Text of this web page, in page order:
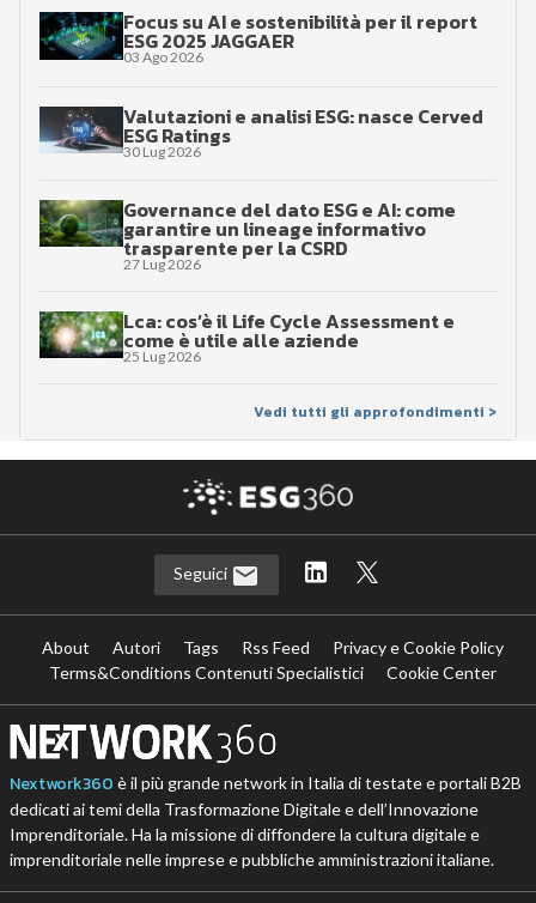
Focus su AI e sostenibilità per il report
ESG 2025 JAGGAER
03 Ago 2026
Valutazioni e analisi ESG: nasce Cerved
ESG Ratings
30 Lug 2026
Governance del dato ESG e AI: come
garantire un lineage informativo
trasparente per la CSRD
27 Lug 2026
Lca: cos’è il Life Cycle Assessment e
come è utile alle aziende
25 Lug 2026
Vedi tutti gli approfondimenti >
Seguici
About Autori Tags Rss Feed
Privacy e Cookie Policy
Terms&Conditions Contenuti Specialistici
Cookie Center
Nextwork360 è il più grande network in Italia di testate e portali B2B
dedicati ai temi della Trasformazione Digitale e dell’Innovazione
Imprenditoriale. Ha la missione di diffondere la cultura digitale e
imprenditoriale nelle imprese e pubbliche amministrazioni italiane.